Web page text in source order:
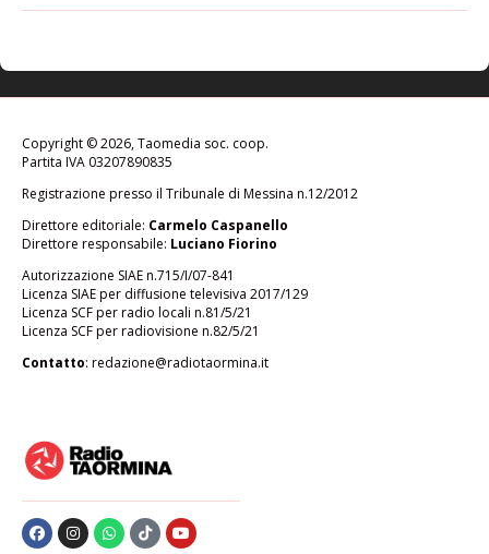
Copyright © 2026, Taomedia soc. coop.
Partita IVA 03207890835
Registrazione presso il Tribunale di Messina n.12/2012
Direttore editoriale: Carmelo Caspanello
Direttore responsabile: Luciano Fiorino
Autorizzazione SIAE n.715/I/07-841
Licenza SIAE per diffusione televisiva 2017/129
Licenza SCF per radio locali n.81/5/21
Licenza SCF per radiovisione n.82/5/21
Contatto: redazione@radiotaormina.it